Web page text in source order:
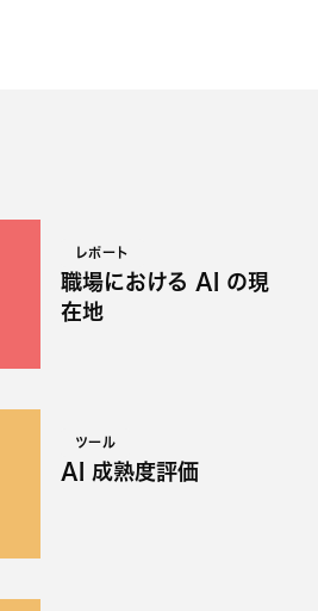
レポート
職場における AI の現
在地
ツール
AI 成熟度評価